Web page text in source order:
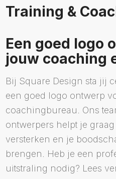
Training &
Een goed logo
jouw coaching
Bij Square Design sta jij
een goed logo ontwerp
coachingbureau. Ons
ontwerpers helpt je
versterken en je
brengen. Heb je een
uitstraling nodig? Lees